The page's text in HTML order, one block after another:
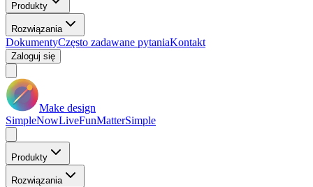
Produkty
Rozwiązania
DokumentyCzęsto zadawane pytaniaKontakt
Zaloguj się
Make design
SimpleNowLiveFunMatterSimple
Produkty
Rozwiązania